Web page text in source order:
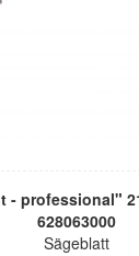
professional"
628063000
Sägeblatt